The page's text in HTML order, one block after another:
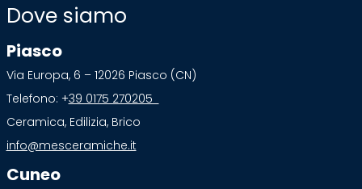
Dove siamo
Piasco
Via Europa, 6 – 12026 Piasco (CN)
Telefono: +39 0175 270205
Ceramica, Edilizia, Brico
info@mesceramiche.it
Cuneo